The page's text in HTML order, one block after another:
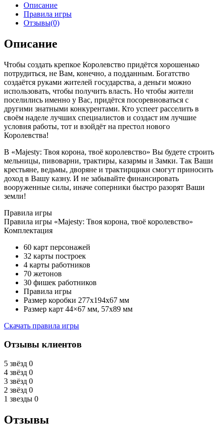
Описание
Правила игры
Отзывы(0)
Описание
Чтобы создать крепкое Королевство придётся хорошенько
потрудиться, не Вам, конечно, а подданным. Богатство
создаётся руками жителей государства, а деньги можно
использовать, чтобы получить власть. Но чтобы жители
поселились именно у Вас, придётся посоревноваться с
другими знатными конкурентами. Кто успеет расселить в
своём наделе лучших специалистов и создаст им лучшие
условия работы, тот и взойдёт на престол нового
Королевства!
В «Majesty: Твоя корона, твоё королевство» Вы будете строить
мельницы, пивоварни, трактиры, казармы и Замки. Так Ваши
крестьяне, ведьмы, дворяне и трактирщики смогут приносить
доход в Вашу казну. И не забывайте финансировать
вооруженные силы, иначе соперники быстро разорят Ваши
земли!
Правила игры
Правила игры «Majesty: Твоя корона, твоё королевство»
Комплектация
60 карт персонажей
32 карты построек
4 карты работников
70 жетонов
30 фишек работников
Правила игры
Размер коробки 277x194x67 мм
Размер карт 44×67 мм, 57х89 мм
Скачать правила игры
Отзывы клиентов
5 звёзд 0
4 звёзд 0
3 звёзд 0
2 звёзд 0
1 звезды 0
Отзывы